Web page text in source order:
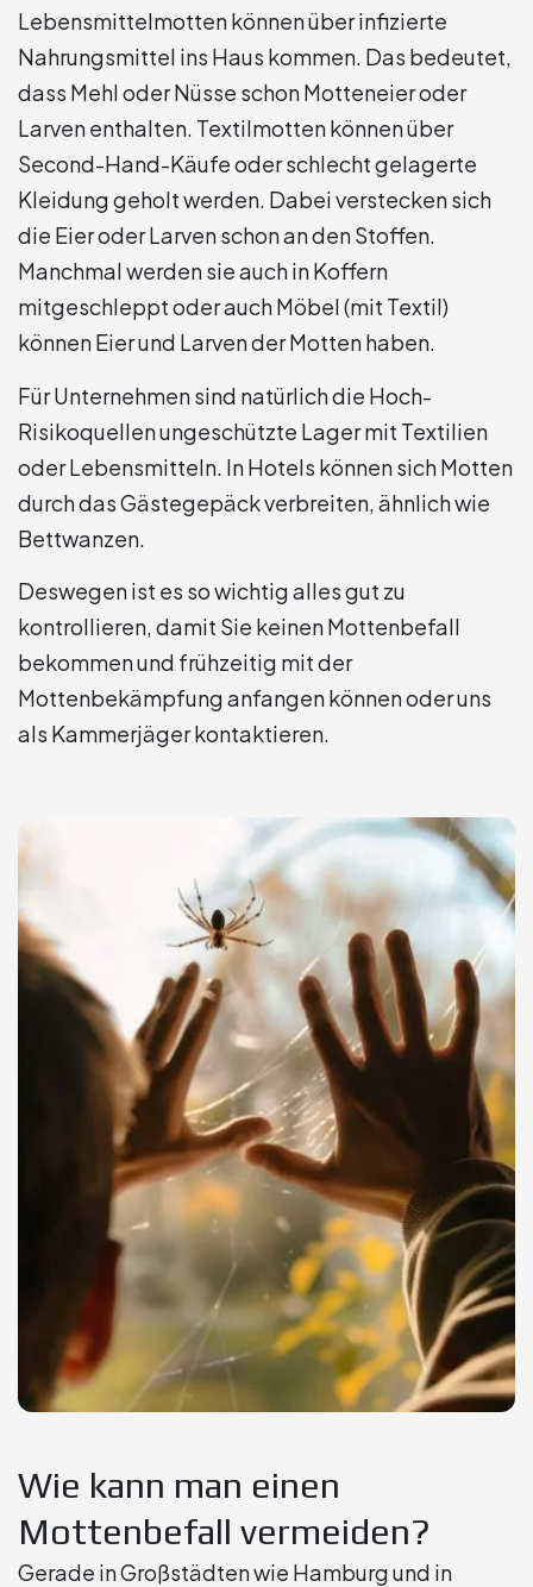
Lebensmittelmotten können über infizierte
Nahrungsmittel ins Haus kommen. Das bedeutet,
dass Mehl oder Nüsse schon Motteneier oder
Larven enthalten. Textilmotten können über
Second-Hand-Käufe oder schlecht gelagerte
Kleidung geholt werden. Dabei verstecken sich
die Eier oder Larven schon an den Stoffen.
Manchmal werden sie auch in Koffern
mitgeschleppt oder auch Möbel (mit Textil)
können Eier und Larven der Motten haben.
Für Unternehmen sind natürlich die Hoch-
Risikoquellen ungeschützte Lager mit Textilien
oder Lebensmitteln. In Hotels können sich Motten
durch das Gästegepäck verbreiten, ähnlich wie
Bettwanzen.
Deswegen ist es so wichtig alles gut zu
kontrollieren, damit Sie keinen Mottenbefall
bekommen und frühzeitig mit der
Mottenbekämpfung anfangen können oder uns
als Kammerjäger kontaktieren.
Wie kann man einen
Mottenbefall vermeiden?
Gerade in Großstädten wie Hamburg und in